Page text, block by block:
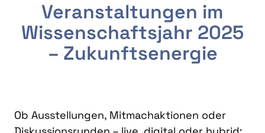
Veranstaltungen im
Wissenschaftsjahr 2025
– Zukunftsenergie
Ob Ausstellungen, Mitmachaktionen oder